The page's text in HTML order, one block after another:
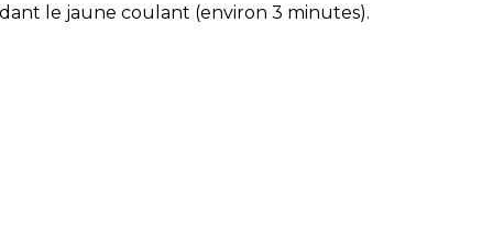
le jaune coulant (environ 3 minutes).